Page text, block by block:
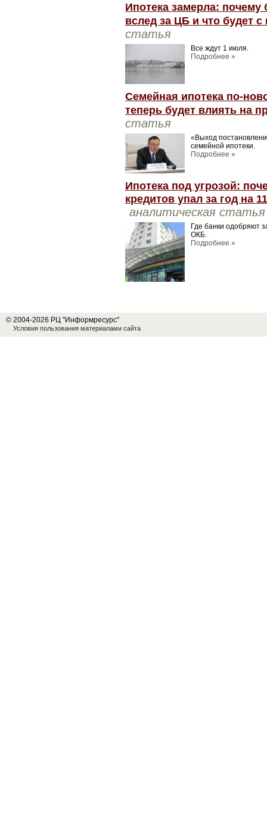
Ипотека замерла: почему
вслед за ЦБ и что будет
статья
Все ждут 1 июля.
Подробнее »
Семейная ипотека по-
теперь будет влиять на
статья
«Выход
семейной ипотеки.
Подробнее »
Ипотека под угрозой:
кредитов упал за год на
аналитическая статья
Где банки одобряют
ОКБ.
Подробнее »
© 2004-2026 РЦ "Информресурс"
Условия пользования материалами сайта